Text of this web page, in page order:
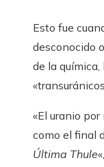
Esto fue
desconocido
de la
«El uranio
como el final
Última Thule